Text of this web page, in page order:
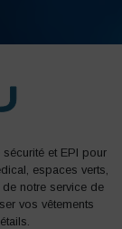
et EPI pour
espaces verts,
de notre service de
vos vêtements